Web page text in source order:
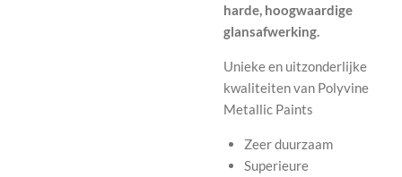
harde, hoogwaardige
glansafwerking.
Unieke en uitzonderlijke
kwaliteiten van Polyvine
Metallic Paints
Zeer duurzaam
Superieure